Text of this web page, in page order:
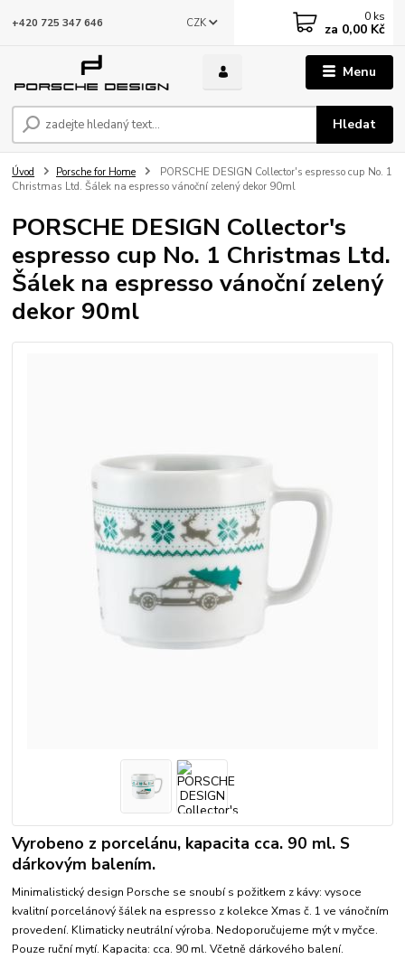
Menu
CZK
Hledat
+420 725 347 646 0 ks
za 0,00 Kč
Úvod Porsche for Home
PORSCHE DESIGN Collector's espresso cup No. 1
Christmas Ltd. Šálek na espresso vánoční zelený dekor 90ml
PORSCHE DESIGN Collector's
espresso cup No. 1 Christmas Ltd.
Šálek na espresso vánoční zelený
dekor 90ml
Vyrobeno z porcelánu, kapacita cca. 90 ml. S
dárkovým balením.
Minimalistický design Porsche se snoubí s požitkem z kávy: vysoce
kvalitní porcelánový šálek na espresso z kolekce Xmas č. 1 ve vánočním
provedení. Klimaticky neutrální výroba. Nedoporučujeme mýt v myčce.
Pouze ruční mytí. Kapacita: cca. 90 ml. Včetně dárkového balení.